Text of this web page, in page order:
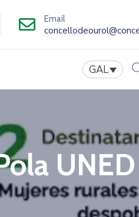
Email
GAL
UNED